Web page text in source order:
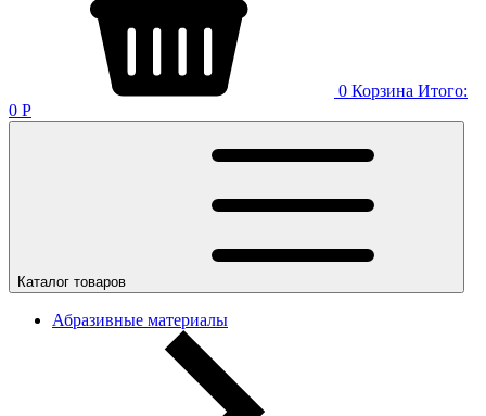
0 Корзина Итого:
0 Р
Каталог товаров
Абразивные материалы